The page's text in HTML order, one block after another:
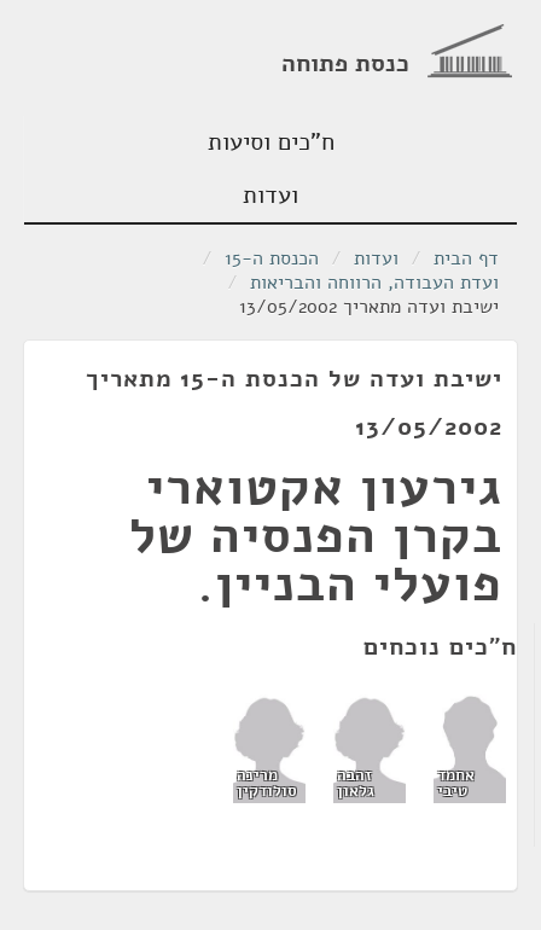
כנסת פתוחה
ח"כים וסיעות
ועדות
דף הבית / ועדות / הכנסת ה-15
/
ועדת העבודה, הרווחה והבריאות /
ישיבת ועדה מתאריך 13/05/2002
ישיבת ועדה של הכנסת ה-15 מתאריך
13/05/2002
גירעון אקטוארי
בקרן הפנסיה של
פועלי הבניין.
ח"כים נוכחים
אחמד
טיבי
זהבה
גלאון
מרינה
סולודקין